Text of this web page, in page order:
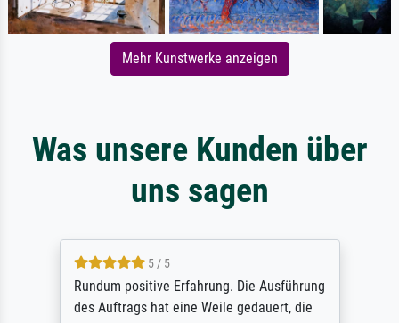
Mehr Kunstwerke anzeigen
Was unsere Kunden über
uns sagen
5 / 5
Rundum positive Erfahrung. Die Ausführung
des Auftrags hat eine Weile gedauert, die